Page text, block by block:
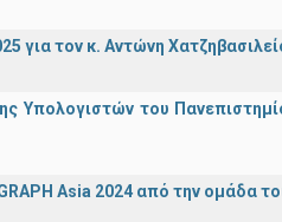
για τον κ. Αντώνη
Υπολογιστών του
Asia 2024 από την ομάδα